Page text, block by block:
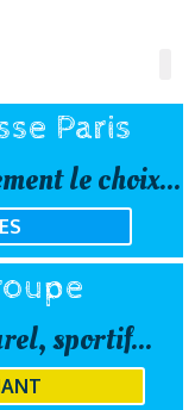
Paris
le choix...
sportif...